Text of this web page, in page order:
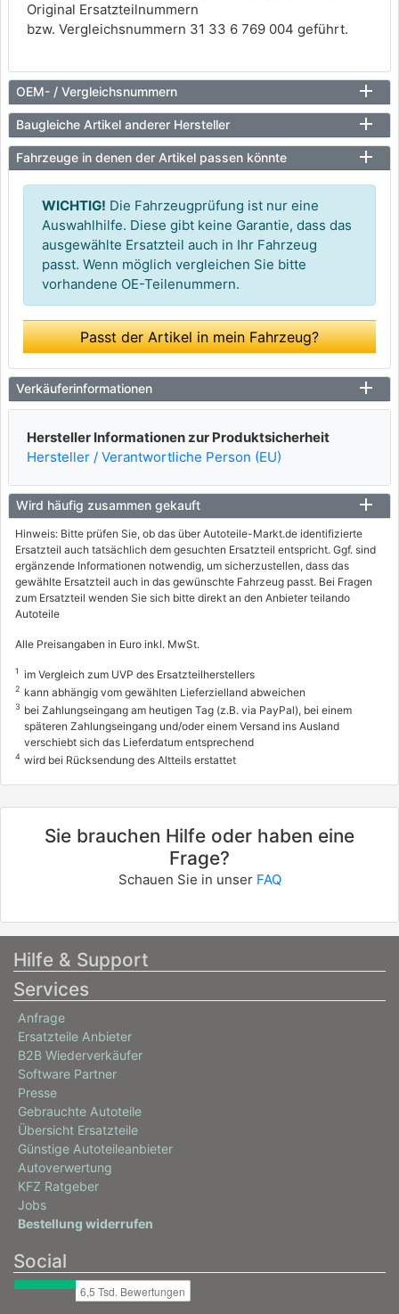
Original Ersatzteilnummern
bzw. Vergleichsnummern 31 33 6 769 004 geführt.
OEM- / Vergleichsnummern
Baugleiche Artikel anderer Hersteller
Fahrzeuge in denen der Artikel passen könnte
WICHTIG! Die Fahrzeugprüfung ist nur eine
Auswahlhilfe. Diese gibt keine Garantie, dass das
ausgewählte Ersatzteil auch in Ihr Fahrzeug
passt. Wenn möglich vergleichen Sie bitte
vorhandene OE-Teilenummern.
Passt der Artikel in mein Fahrzeug?
Verkäuferinformationen
Hersteller Informationen zur Produktsicherheit
Hersteller / Verantwortliche Person (EU)
Wird häufig zusammen gekauft
Hinweis: Bitte prüfen Sie, ob das über Autoteile-Markt.de identifizierte
Ersatzteil auch tatsächlich dem gesuchten Ersatzteil entspricht. Ggf. sind
ergänzende Informationen notwendig, um sicherzustellen, dass das
gewählte Ersatzteil auch in das gewünschte Fahrzeug passt. Bei Fragen
zum Ersatzteil wenden Sie sich bitte direkt an den Anbieter teilando
Autoteile
Alle Preisangaben in Euro inkl. MwSt.
1 im Vergleich zum UVP des Ersatzteilherstellers
2 kann abhängig vom gewählten Lieferzielland abweichen
3 bei Zahlungseingang am heutigen Tag (z.B. via PayPal), bei einem
späteren Zahlungseingang und/oder einem Versand ins Ausland
verschiebt sich das Lieferdatum entsprechend
4 wird bei Rücksendung des Altteils erstattet
Sie brauchen Hilfe oder haben eine
Frage?
Schauen Sie in unser FAQ
Hilfe & Support
Services
Anfrage
Ersatzteile Anbieter
B2B Wiederverkäufer
Software Partner
Presse
Gebrauchte Autoteile
Übersicht Ersatzteile
Günstige Autoteileanbieter
Autoverwertung
KFZ Ratgeber
Jobs
Bestellung widerrufen
Social